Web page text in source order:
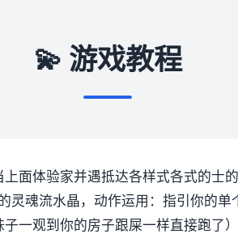
💫 游戏教程
面体验家并遇抵达各样式各式的士
灵魂流水晶，动作运用：指引你的
一观到你的房子跟屎一样直接跑了